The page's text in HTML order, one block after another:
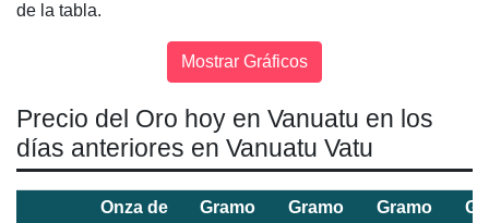
de la tabla.
Precio del Oro hoy en Vanuatu en los
días anteriores en Vanuatu Vatu
Onza de
Gramo
Gramo
Gramo